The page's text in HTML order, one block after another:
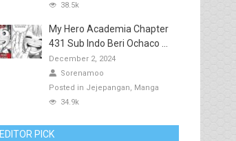
38.5k
My Hero Academia Chapter
431 Sub Indo Beri Ochaco ...
December 2, 2024
Sorenamoo
Posted in Jejepangan
Manga
34.9k
EDITOR PICK